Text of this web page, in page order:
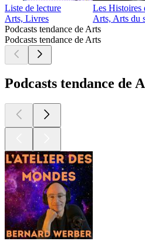
Liste de lecture
Arts, Livres
Les Histoires
Arts, Arts du
Podcasts tendance de Arts
Podcasts tendance de Arts
Podcasts tendance de